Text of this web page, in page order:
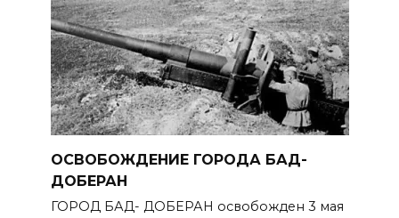
ОСВОБОЖДЕНИЕ ГОРОДА БАД-
ДОБЕРАН
ГОРОД БАД- ДОБЕРАН освобожден 3 мая